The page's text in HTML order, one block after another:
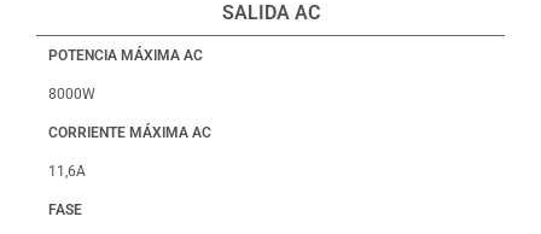
SALIDA AC
POTENCIA MÁXIMA AC
8000W
CORRIENTE MÁXIMA AC
11,6A
FASE